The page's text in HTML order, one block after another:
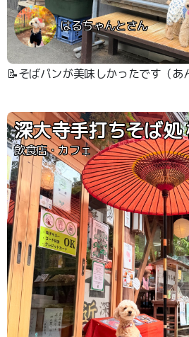
はるちゃんとさん
📝そばパンが美味しかったです（あ
深大寺手打ちそば処
飲食店・カフェ